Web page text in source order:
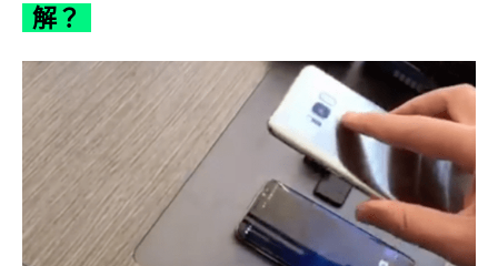
解？